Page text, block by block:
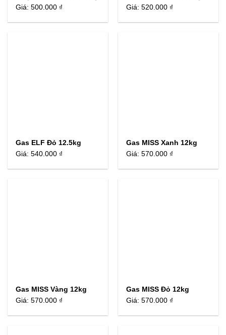
Giá:500.000 ₫
Giá:520.000 ₫
Gas ELF Đỏ 12.5kg
Giá:540.000 ₫
Gas MISS Xanh 12kg
Giá:570.000 ₫
Gas MISS Vàng 12kg
Giá:570.000 ₫
Gas MISS Đỏ 12kg
Giá:570.000 ₫